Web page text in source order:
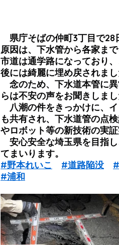
県庁そばの仲町3丁目で28
原因は、下水管から各家ま
市道は通学路になっており
後には綺麗に埋め戻されまし
念のため、下水道本管に
らは不安の声をお聞きしまし
八潮の件をきっかけに、
も共有され、下水道管の点
やロボット等の新技術の実
安心安全な埼玉県を目指
てまいります。
#野本れいこ
#道路陥没
#浦和